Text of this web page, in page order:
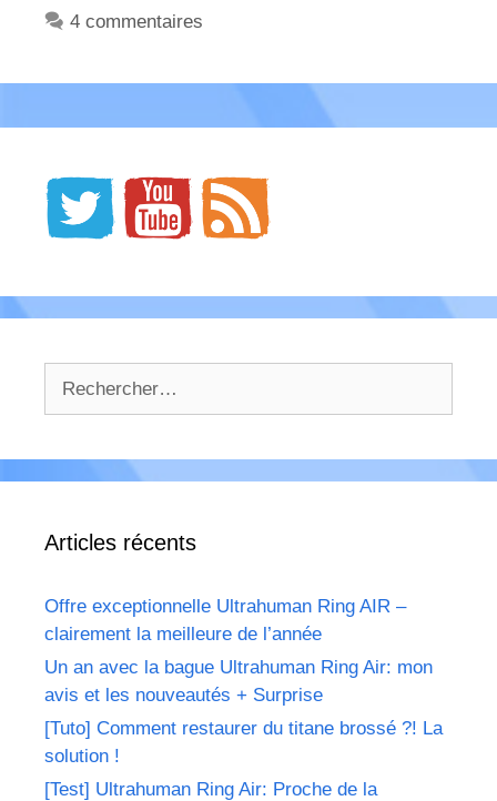
4 commentaires
Articles récents
Offre exceptionnelle Ultrahuman Ring AIR –
clairement la meilleure de l’année
Un an avec la bague Ultrahuman Ring Air: mon
avis et les nouveautés + Surprise
[Tuto] Comment restaurer du titane brossé ?! La
solution !
[Test] Ultrahuman Ring Air: Proche de la